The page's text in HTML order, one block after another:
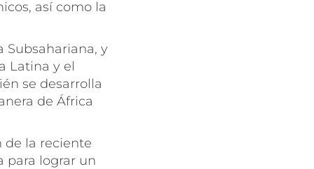
así como la
Subsahariana, y
Latina y el
se desarrolla
de África
de la reciente
para lograr un